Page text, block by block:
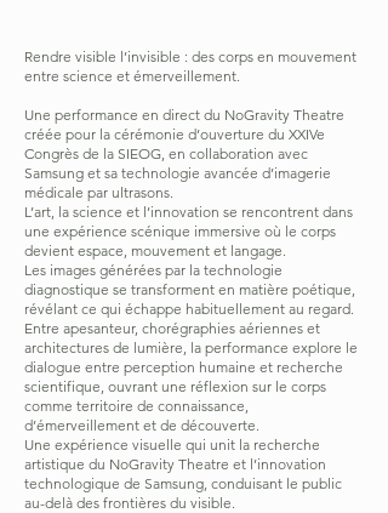
Rendre visible l’invisible : des corps en mouvement
entre science et émerveillement.
Une performance en direct du NoGravity Theatre
créée pour la cérémonie d’ouverture du XXIVe
Congrès de la SIEOG, en collaboration avec
Samsung et sa technologie avancée d’imagerie
médicale par ultrasons.
L’art, la science et l’innovation se rencontrent dans
une expérience scénique immersive où le corps
devient espace, mouvement et langage.
Les images générées par la technologie
diagnostique se transforment en matière poétique,
révélant ce qui échappe habituellement au regard.
Entre apesanteur, chorégraphies aériennes et
architectures de lumière, la performance explore le
dialogue entre perception humaine et recherche
scientifique, ouvrant une réflexion sur le corps
comme territoire de connaissance,
d’émerveillement et de découverte.
Une expérience visuelle qui unit la recherche
artistique du NoGravity Theatre et l’innovation
technologique de Samsung, conduisant le public
au-delà des frontières du visible.